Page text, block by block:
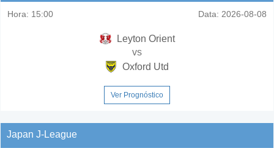
Hora: 15:00 Data: 2026-08-08
Leyton Orient
vs
Oxford Utd
Ver Prognóstico
Japan J-League